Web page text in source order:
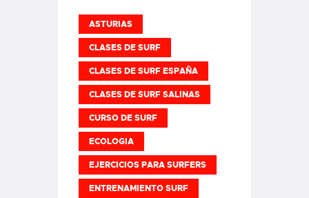
ASTURIAS
CLASES DE SURF
CLASES DE SURF ESPAÑA
CLASES DE SURF SALINAS
CURSO DE SURF
ECOLOGIA
EJERCICIOS PARA SURFERS
ENTRENAMIENTO SURF